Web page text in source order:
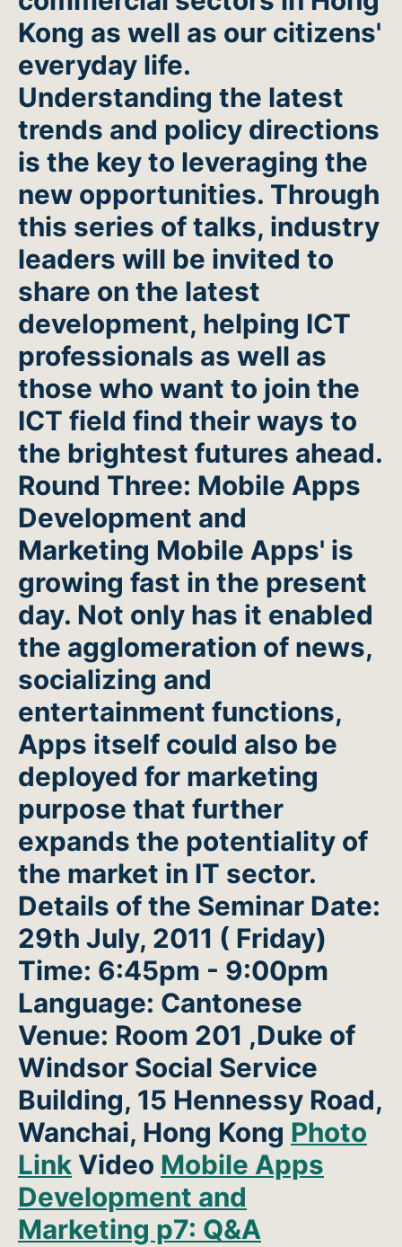
Kong as well as our citizens'
everyday life.
Understanding the latest
trends and policy directions
is the key to leveraging the
new opportunities. Through
this series of talks, industry
leaders will be invited to
share on the latest
development, helping ICT
professionals as well as
those who want to join the
ICT field find their ways to
the brightest futures ahead.
Round Three: Mobile Apps
Development and
Marketing Mobile Apps' is
growing fast in the present
day. Not only has it enabled
the agglomeration of news,
socializing and
entertainment functions,
Apps itself could also be
deployed for marketing
purpose that further
expands the potentiality of
the market in IT sector.
Details of the Seminar Date:
29th July, 2011 ( Friday)
Time: 6:45pm - 9:00pm
Language: Cantonese
Venue: Room 201 ,Duke of
Windsor Social Service
Building, 15 Hennessy Road,
Wanchai, Hong Kong Photo
LinkVideo Mobile Apps
Development and
Marketing p7: Q&A